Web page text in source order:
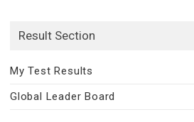
Result Section
My Test Results
Global Leader Board